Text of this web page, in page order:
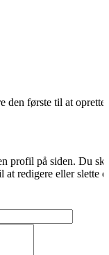
den første til at oprette
profil på siden. Du
redigere eller slette